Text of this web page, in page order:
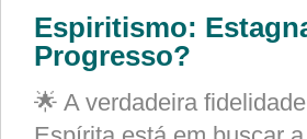
Espiritismo:
Progresso?
🌟 A verdadeira